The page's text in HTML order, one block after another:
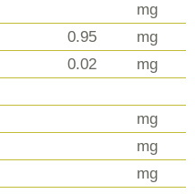
mg
0.95
mg
0.02
mg
mg
mg
mg